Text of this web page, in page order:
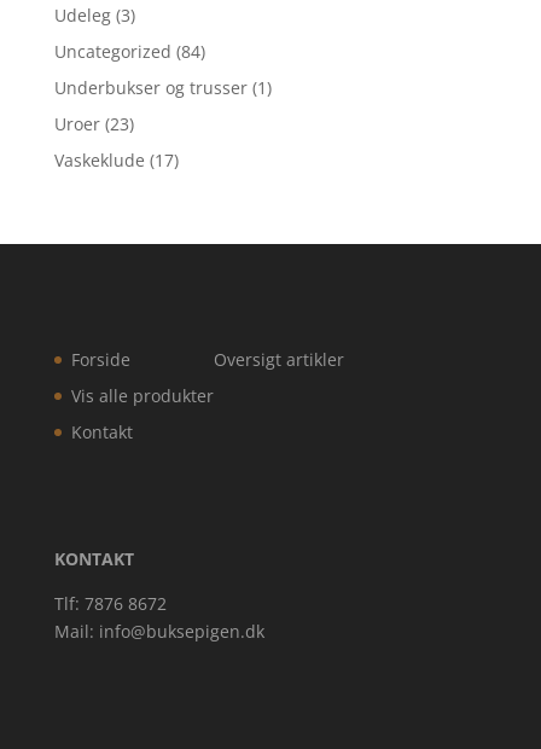
Udeleg (3)
Uncategorized (84)
Underbukser og trusser (1)
Uroer (23)
Vaskeklude (17)
Forside
Vis alle produkter
Kontakt
Oversigt artikler
KONTAKT
Tlf: 7876 8672
Mail: info@buksepigen.dk